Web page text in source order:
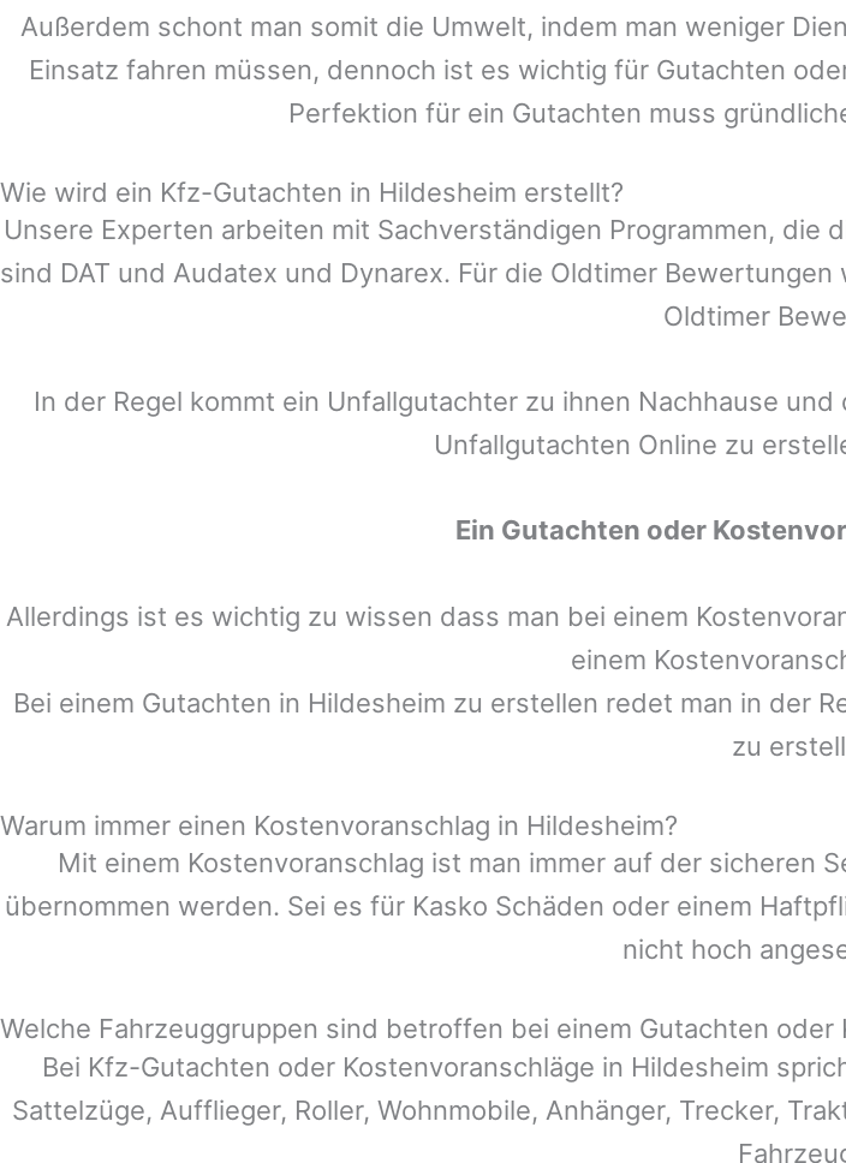
Außerdem schont man somit die Umwelt, indem man weniger
Einsatz fahren müssen, dennoch ist es wichtig für Gutachten
Perfektion für ein Gutachten muss
Wie wird ein Kfz-Gutachten in Hildesheim erstellt?
Unsere Experten arbeiten mit Sachverständigen Programmen, die
sind DAT und Audatex und Dynarex. Für die Oldtimer
Oldtimer
In der Regel kommt ein Unfallgutachter zu ihnen Nachhause
Unfallgutachten Online zu
Ein Gutachten oder
Allerdings ist es wichtig zu wissen dass man bei einem
einem
Bei einem Gutachten in Hildesheim zu erstellen redet man in der
zu
Warum immer einen Kostenvoranschlag in Hildesheim?
Mit einem Kostenvoranschlag ist man immer auf der sicheren
übernommen werden. Sei es für Kasko Schäden oder einem
nicht hoch
Welche Fahrzeuggruppen sind betroffen bei einem Gutachten oder
Bei Kfz-Gutachten oder Kostenvoranschläge in Hildesheim
Sattelzüge, Aufflieger, Roller, Wohnmobile, Anhänger, Trecker,